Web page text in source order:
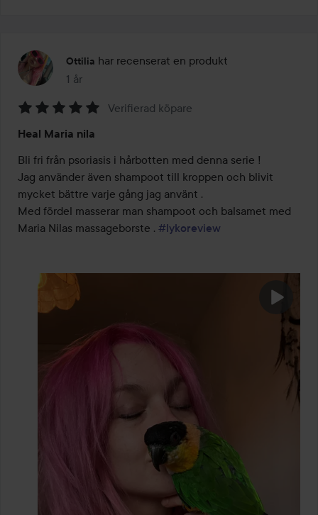
Ottilia har recenserat en produkt
1 år
Inlägget skapades 1 år
5
av
5
Verifierad köpare
Heal Maria nila
Bli fri från psoriasis i hårbotten med denna serie !
Jag använder även shampoot till kroppen och blivit
mycket bättre varje gång jag använt .
Med fördel masserar man shampoot och balsamet med
Maria Nilas massageborste . #lykoreview